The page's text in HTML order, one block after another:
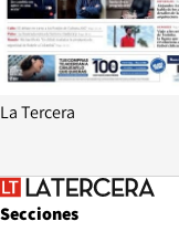
La Tercera
Secciones